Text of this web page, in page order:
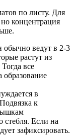
по листу. Для
концентрация
ведут в 2-3
растут из
все
в
к
стебля. Если на
зафиксировать.